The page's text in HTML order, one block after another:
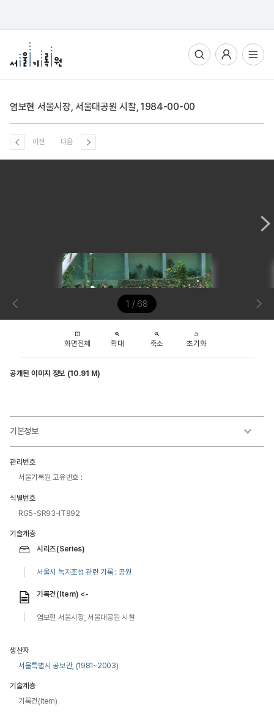
전체메뉴열기
염보현 서울시장, 서울대공원 시찰, 1984-00-00
이전 다음
1 / 68
화면전체 확대 축소 초기화
공개된 이미지 정보 (10.91 M)
기본정보
관리번호
서울기록원 고유번호 :
식별번호
RG5-SR93-IT892
기술계층
시리즈(Series)
서울시 녹지조성 관련 기록 : 공원
기록건(Item) <-
염보현 서울시장, 서울대공원 시찰
생산자
서울특별시 공보관, (1981~2003)
기술계층
기록건(Item)